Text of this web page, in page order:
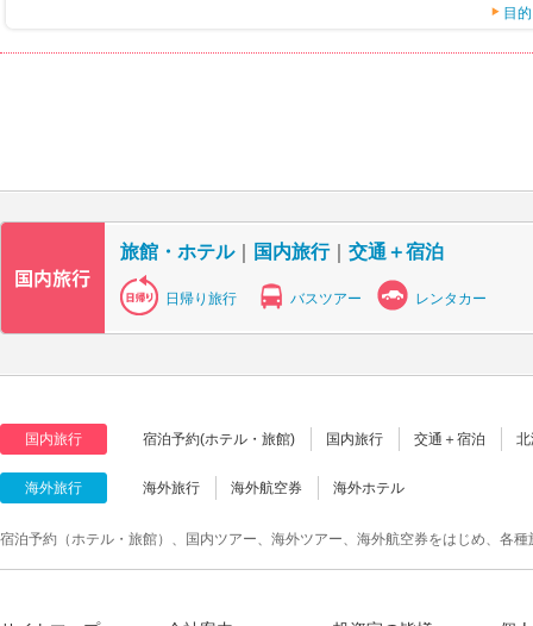
目
旅館・ホテル｜ 国内旅行｜ 交通＋宿泊
日帰り旅行 バスツアー レンタカー
国内旅行 宿泊予約(ホテル・旅館) 国内旅行 交通＋宿泊
海外旅行 海外旅行 海外航空券 海外ホテル
宿泊予約（ホテル・旅館）、国内ツアー、海外ツアー、海外航空券をはじめ、各